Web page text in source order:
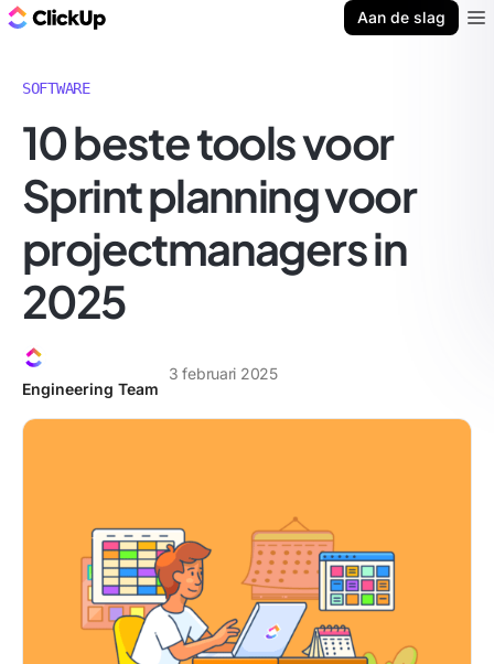
Aan de slag
SOFTWARE
10 beste tools voor
Sprint planning voor
projectmanagers in
2025
Engineering Team
3 februari 2025